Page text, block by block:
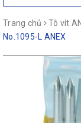
Trang chủ Tô vít
No.1095-L ANEX